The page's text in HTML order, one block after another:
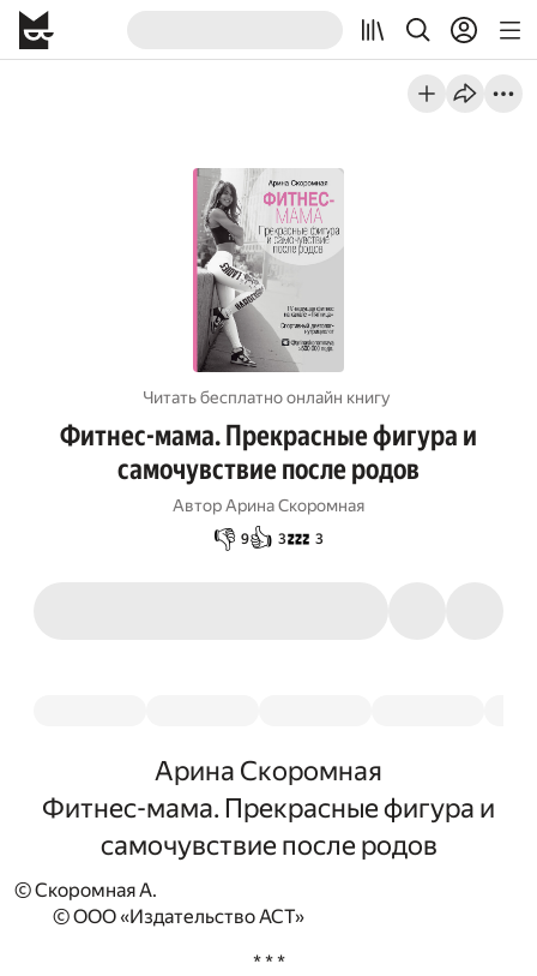
Читать бесплатно онлайн книгу
Фитнес-мама. Прекрасные фигура и
самочувствие после родов
АвторАрина Скоромная
👎 9👍 3💤 3
Арина Скоромная
Фитнес-мама. Прекрасные фигура и
самочувствие после родов
© Скоромная А.
© ООО «Издательство АСТ»
* * *